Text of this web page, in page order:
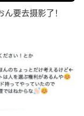
要去摄影了！